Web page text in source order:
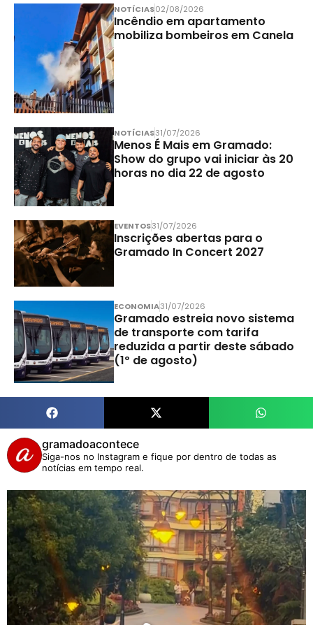
NOTÍCIAS02/08/2026
Incêndio em apartamento
mobiliza bombeiros em Canela
NOTÍCIAS31/07/2026
Menos É Mais em Gramado:
Show do grupo vai iniciar às 20
horas no dia 22 de agosto
EVENTOS31/07/2026
Inscrições abertas para o
Gramado In Concert 2027
ECONOMIA31/07/2026
Gramado estreia novo sistema
de transporte com tarifa
reduzida a partir deste sábado
(1º de agosto)
gramadoacontece
Siga-nos no Instagram e fique por dentro de todas as
notícias em tempo real.